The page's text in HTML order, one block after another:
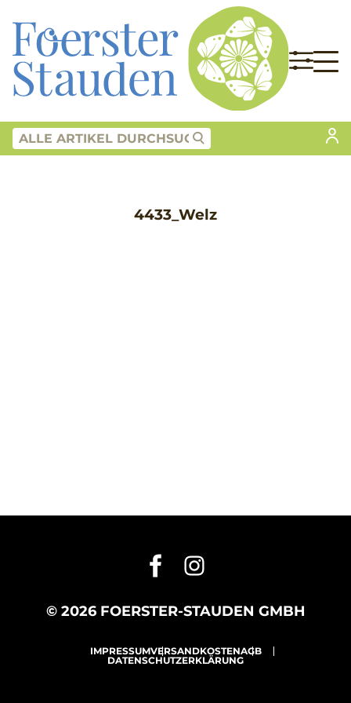
4433_Welz
© 2026 FOERSTER-STAUDEN GMBH
IMPRESSUMVERSANDKOSTENAGB
DATENSCHUTZERKLÄRUNG